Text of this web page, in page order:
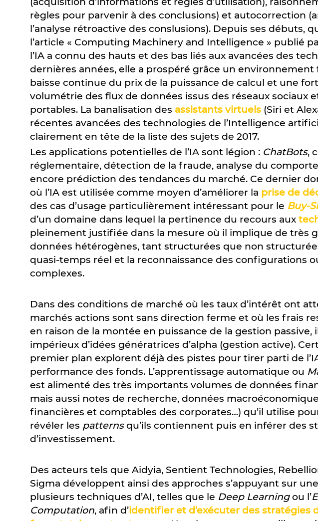
règles pour parvenir à des conclusions) et autocorrection
l’analyse rétroactive des conslusions). Depuis ses débuts,
l’article « Computing Machinery and Intelligence » publié
l’IA a connu des hauts et des bas liés aux avancées des
dernières années, elle a prospéré grâce un environnement
baisse continue du prix de la puissance de calcul et une
volumétrie des flux de données issus des réseaux sociaux
portables. La banalisation des assistants virtuels (Siri et
récentes avancées des technologies de l’Intelligence
clairement en tête de la liste des sujets de 2017.
Les applications potentielles de l’IA sont légion : ChatBots,
réglementaire, détection de la fraude, analyse du
encore prédiction des tendances du marché. Ce dernier
où l’IA est utilisée comme moyen d’améliorer la prise de
des cas d’usage particulièrement intéressant pour le Buy-
d’un domaine dans lequel la pertinence du recours aux
pleinement justifiée dans la mesure où il implique de très
données hétérogènes, tant structurées que non
quasi-temps réel et la reconnaissance des configurations
complexes.
Dans des conditions de marché où les taux d’intérêt ont
marchés actions sont sans direction ferme et où les frais
en raison de la montée en puissance de la gestion passive,
impérieux d’idées génératrices d’alpha (gestion active).
premier plan explorent déjà des pistes pour tirer parti de
performance des fonds. L’apprentissage automatique ou
est alimenté des très importants volumes de données
mais aussi notes de recherche, données
financières et comptables des corporates…) qu’il utilise
révéler les patternsqu’ils contiennent puis en inférer des
d’investissement.
Des acteurs tels que Aidyia, Sentient Technologies,
Sigma développent ainsi des approches s’appuyant sur
plusieurs techniques d’AI, telles que le Deep Learningou l’
Computation, afin d’identifier et d’exécuter des stratégies